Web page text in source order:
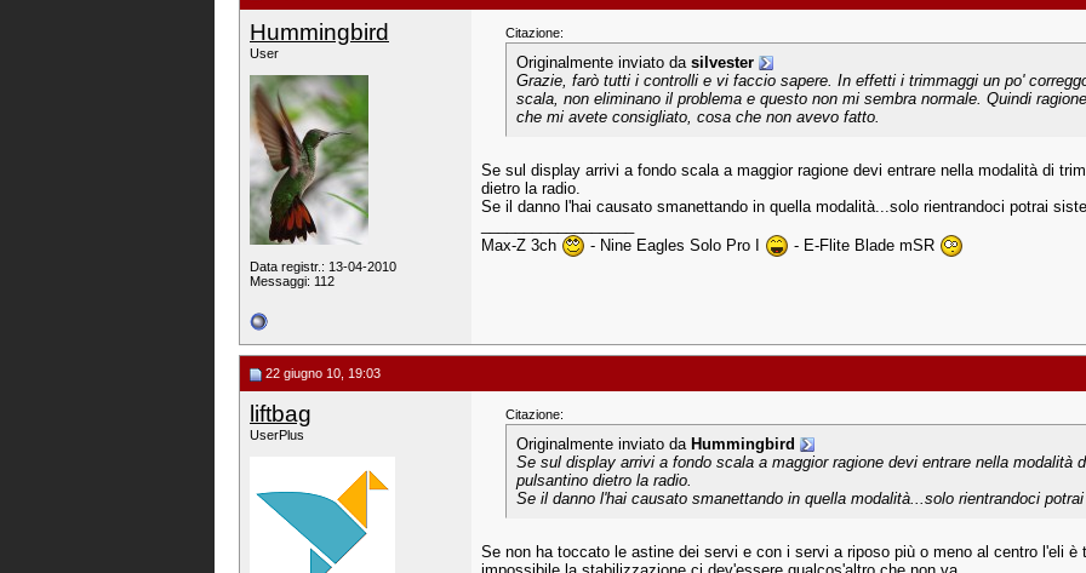
Hummingbird
User
Data registr.: 13-04-2010
Messaggi: 112
Citazione:
Originalmente inviato da silvester
Grazie, farò tutti i controlli e vi faccio sapere. In effetti i trimmaggi un po'
scala, non eliminano il problema e questo non mi sembra normale. Quindi
che mi avete consigliato, cosa che non avevo fatto.
Se sul display arrivi a fondo scala a maggior ragione devi entrare nella modalità di
dietro la radio.
Se il danno l'hai causato smanettando in quella modalità...solo rientrandoci potrai
Max-Z 3ch
- Nine Eagles Solo Pro I - E-Flite Blade mSR
22 giugno 10, 19:03
liftbag
UserPlus
Citazione:
Originalmente inviato da Hummingbird
Se sul display arrivi a fondo scala a maggior ragione devi entrare nella modalità
pulsantino dietro la radio.
Se il danno l'hai causato smanettando in quella modalità...solo rientrandoci
Se non ha toccato le astine dei servi e con i servi a riposo più o meno al centro l'eli è